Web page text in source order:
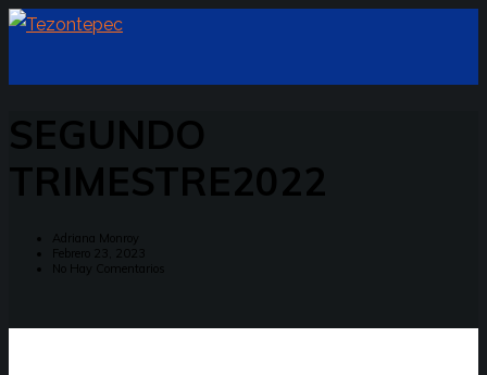
SEGUNDO
TRIMESTRE2022
Adriana Monroy
Febrero 23, 2023
No Hay Comentarios